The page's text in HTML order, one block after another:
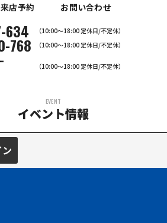
来店予約 お問い合わせ
634 （10:00～18:00 定休日/不定休）
768 （10:00〜18:00 定休日/不定休）
（10:00～18:00 定休日/不定休）
EVENT
イベント情報